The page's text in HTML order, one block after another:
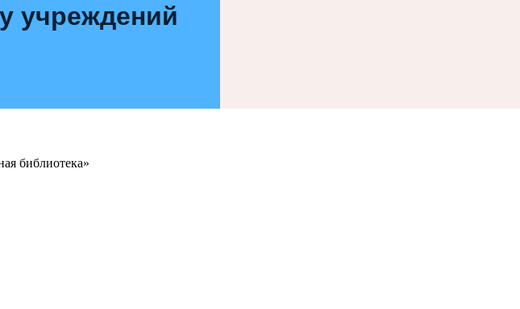
учреждений
библиотека»